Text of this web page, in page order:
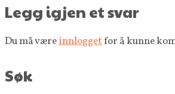
Legg igjen et svar
Du må væreinnloggetfor å kunne
Søk